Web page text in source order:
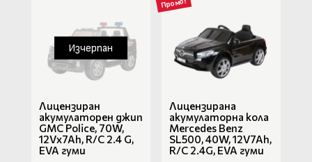
Изчерпан
Лицензиран
акумулаторен джип
GMC Police, 70W,
12Vx7Ah, R/C 2.4 G,
EVA гуми
Промо!
Лицензирана
акумулаторна кола
Mercedes Benz
SL500, 40W, 12V7Ah,
R/C 2.4G, EVA гуми